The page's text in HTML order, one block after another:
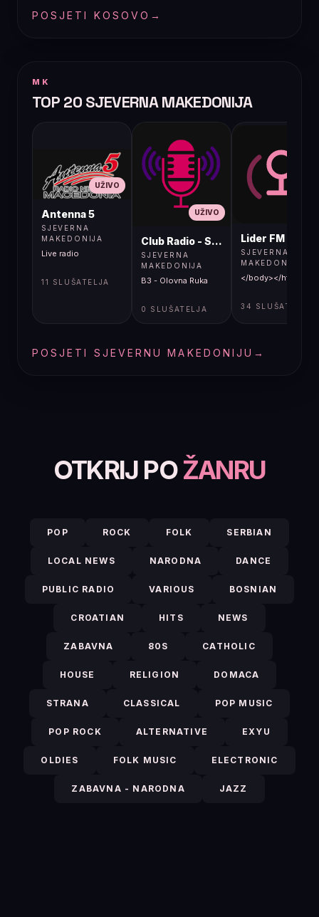
POSJETI KOSOVO →
MK
TOP 20 SJEVERNA MAKEDONIJA
UŽIVO
Antenna 5
SJEVERNA
MAKEDONIJA
Live radio
11 SLUŠATELJA
UŽIVO
Club Radio - Skopje, Mcedonia
SJEVERNA
MAKEDONIJA
B3 - Olovna Ruka
0 SLUŠATELJA
Lider FM 107,4
SJEVERNA
MAKEDONIJA
</body></html>
34 SLUŠATELJA
POSJETI SJEVERNU MAKEDONIJU →
OTKRIJ POŽANRU
POP ROCK FOLK SERBIAN
LOCAL NEWS NARODNA DANCE
PUBLIC RADIO VARIOUS BOSNIAN
CROATIAN HITS NEWS
ZABAVNA 80S CATHOLIC
HOUSE RELIGION DOMACA
STRANA CLASSICAL POP MUSIC
POP ROCK ALTERNATIVE EXYU
OLDIES FOLK MUSIC ELECTRONIC
ZABAVNA - NARODNA JAZZ